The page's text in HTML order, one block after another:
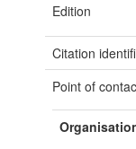
Edition
Citation
Point of